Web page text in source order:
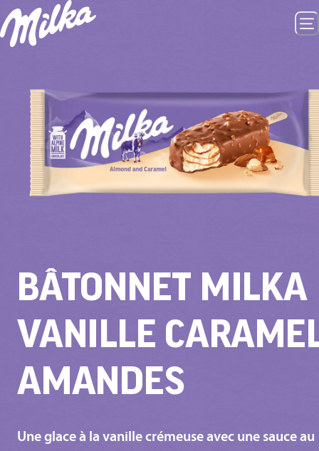
BÂTONNET MILKA
VANILLE
AMANDES
Une glace à la vanille crémeuse avec une sauce au